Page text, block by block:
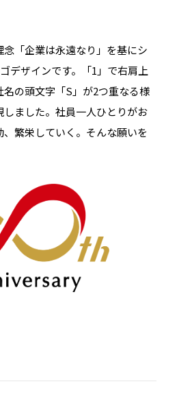
「企業は永遠なり」を基にシ
デザインです。「1」で右肩上
の頭文字「S」が2つ重なる様
ました。社員一人ひとりがお
繁栄していく。そんな願いを